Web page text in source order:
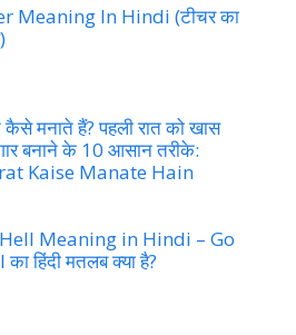
Meaning In Hindi (टीचर का
कैसे मनाते हैं? पहली रात को खास
बनाने के 10 आसान तरीके:
Kaise Manate Hain
Meaning in Hindi – Go
हिंदी मतलब क्या है?